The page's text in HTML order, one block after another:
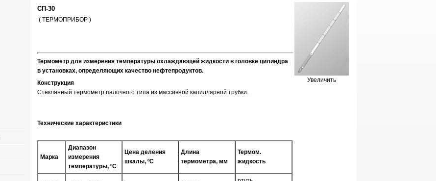
СП-30
( ТЕРМОПРИБОР )
Увеличить
Термометр для измерения температуры охлаждающей жидкости в головке цилиндра
в установках, определяющих качество нефтепродуктов.
Конструкция
Стеклянный термометр палочного типа из массивной капиллярной трубки.
Технические характеристики
Марка
Диапазон
измерения
температуры, ºC
Цена деления
шкалы, ºC
Длина
термометра, мм
Термом.
жидкость